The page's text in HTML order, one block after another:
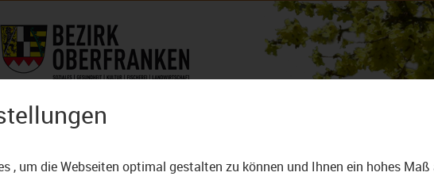
, um die Webseiten optimal gestalten zu können und Ihnen ein hohes